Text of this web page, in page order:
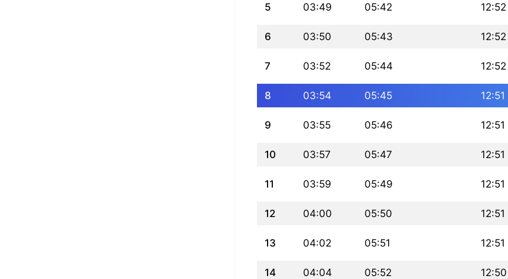
5 03:49 05:42 12:52
6 03:50 05:43 12:52
7 03:52 05:44 12:52
8 03:54 05:45 12:51
9 03:55 05:46 12:51
10 03:57 05:47 12:51
11 03:59 05:49 12:51
12 04:00 05:50 12:51
13 04:02 05:51 12:51
14 04:04 05:52 12:50